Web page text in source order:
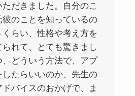
ただきました。自分のこ
彼のことを知っているの
くらい、性格や考え方を
れて、とても驚きまし
、どういう方法で、アプ
したらいいのか、先生の
ドバイスのおかげで、ま